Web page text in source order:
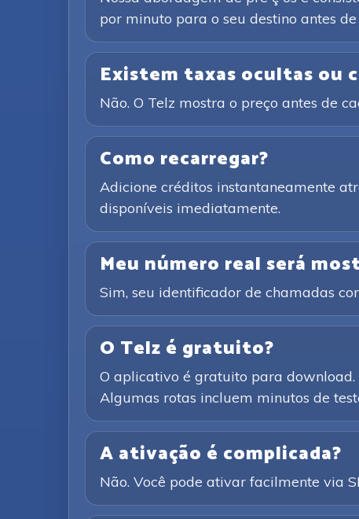
por minuto para o seu destino antes
Existem taxas ocultas ou
Não. O Telz mostra o preço antes de
Como recarregar?
Adicione créditos instantaneamente
disponíveis imediatamente.
Meu número real será
Sim, seu identificador de chamadas
O Telz é gratuito?
O aplicativo é gratuito para
Algumas rotas incluem minutos de
A ativação é complicada?
Não. Você pode ativar facilmente via